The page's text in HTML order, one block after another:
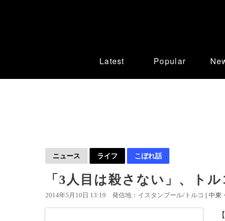
Latest Popular
ニュース ライフ こぼれ話
「3人目は殺さない」、ト
2014年5月10日 13:19 発信地：イスタンブール/トルコ [ 中東